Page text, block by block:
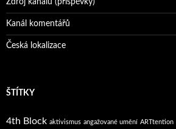
Zdroj kanálů (příspěvky)
Kanál komentářů
Česká lokalizace
ŠTÍTKY
4th Block aktivismus angažované umění ARTtention